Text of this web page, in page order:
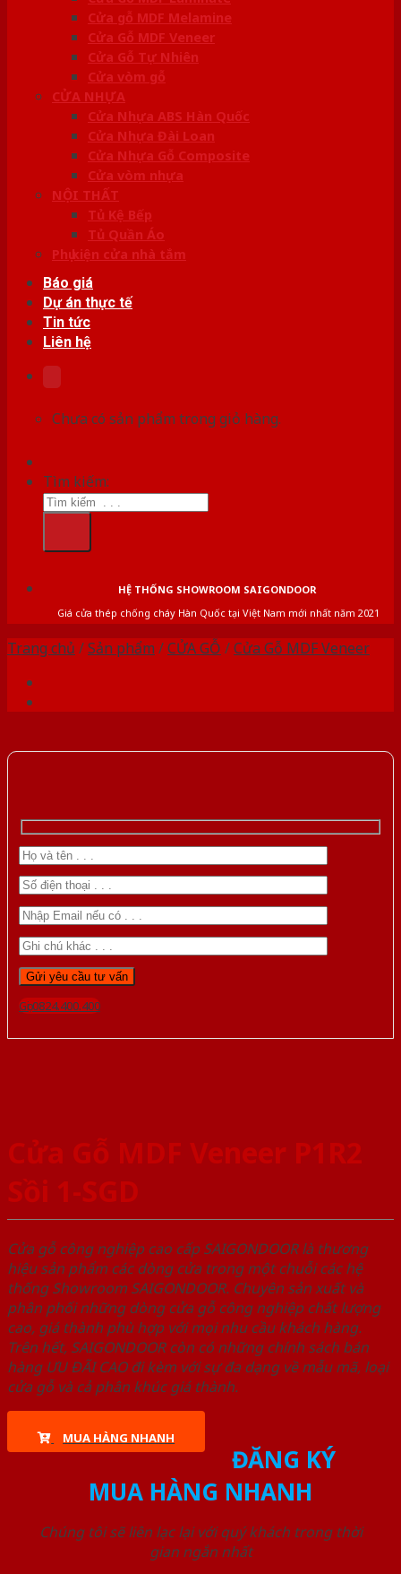
Cửa gỗ MDF Melamine
Cửa Gỗ MDF Veneer
Cửa Gỗ Tự Nhiên
Cửa vòm gỗ
CỬA NHỰA
Cửa Nhựa ABS Hàn Quốc
Cửa Nhựa Đài Loan
Cửa Nhựa Gỗ Composite
Cửa vòm nhựa
NỘI THẤT
Tủ Kệ Bếp
Tủ Quần Áo
Phụ kiện cửa nhà tắm
Báo giá
Dự án thực tế
Tin tức
Liên hệ
Chưa có sản phẩm trong giỏ hàng.
Tìm kiếm:
HỆ THỐNG SHOWROOM SAIGONDOOR
Giá cửa thép chống cháy Hàn Quốc tại Việt Nam mới nhất năm 2021
Trang chủ /Sản phẩm /CỬA GỖ /Cửa Gỗ MDF Veneer
Gọi 0824.400.400
Cửa Gỗ MDF Veneer P1R2
Sồi 1-SGD
Cửa gỗ công nghiệp cao cấp SAIGONDOOR là thương
hiệu sản phẩm các dòng cửa trong một chuỗi các hệ
thống Showroom SAIGONDOOR. Chuyên sản xuất và
phân phối những dòng cửa gỗ công nghiệp chất lượng
cao, giá thành phù hợp với mọi nhu cầu khách hàng.
Trên hết, SAIGONDOOR còn có những chính sách bán
hàng ƯU ĐÃI CAO đi kèm với sự đa dạng về mẫu mã, loại
cửa gỗ và cả phân khúc giá thành.
MUA HÀNG NHANH
ĐĂNG KÝ
MUA HÀNG NHANH
Chúng tôi sẽ liên lạc lại với quý khách trong thời
gian ngắn nhất